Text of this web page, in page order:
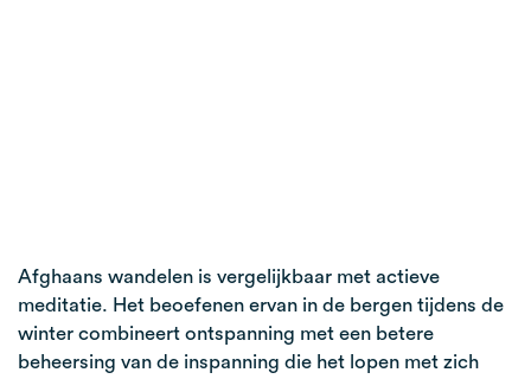
Afghaans wandelen is vergelijkbaar met actieve
meditatie. Het beoefenen ervan in de bergen tijdens de
winter combineert ontspanning met een betere
beheersing van de inspanning die het lopen met zich